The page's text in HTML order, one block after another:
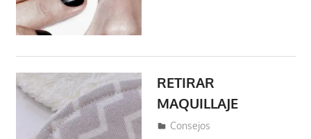
RETIRAR
MAQUILLAJE
abril 25, 2019
fraferto2
Consejos